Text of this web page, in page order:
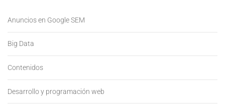
Anuncios en Google SEM
Big Data
Contenidos
Desarrollo y programación web